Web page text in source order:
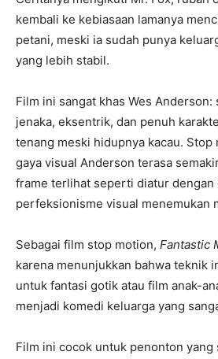
kembali ke kebiasaan lamanya
petani, meski ia sudah punya
yang lebih stabil.
Film ini sangat khas Wes
jenaka, eksentrik, dan penuh
tenang meski hidupnya kacau. Stop
gaya visual Anderson terasa
frame terlihat seperti diatur dengan
perfeksionisme visual menemukan
Sebagai film stop motion, Fantastic
karena menunjukkan bahwa teknik
untuk fantasi gotik atau film anak-
menjadi komedi keluarga yang
Film ini cocok untuk penonton yang